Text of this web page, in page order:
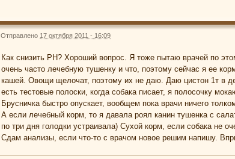
Отправлено 17 октября 2011 - 16:09
Как снизить РН? Хороший вопрос. Я тоже пытаю врачей по
очень часто лечебную тушенку и что, поэтому сейчас я ее
кашей. Овощи щелочат, поэтому их не даю. Даю цистон 1т в
есть тестовые полоски, когда собака писает, я полосочку
Брусничка быстро опускает, вообщем пока врачи ничего
А если лечебный корм, то я давала роял канин тушенка с
по три дня голодки устраивала) Сухой корм, если собака не
Сдам анализы, если что-то с врачом новое решим напишу.